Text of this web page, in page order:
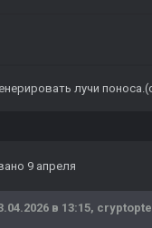
лучи
9 апреля
в 13:15,